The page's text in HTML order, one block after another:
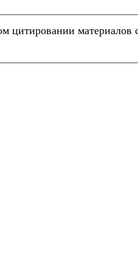
цитировании материалов